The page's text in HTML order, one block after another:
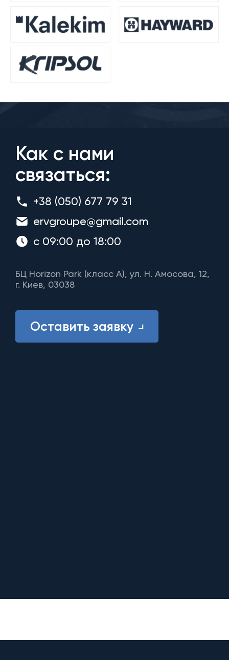
Как с нами
связаться:
+38 (050) 677 79 31
ervgroupe@gmail.com
с 09:00 до 18:00
БЦ Horizon Park (класс A), ул. Н. Амосова, 12,
г. Киев, 03038
Оставить заявку